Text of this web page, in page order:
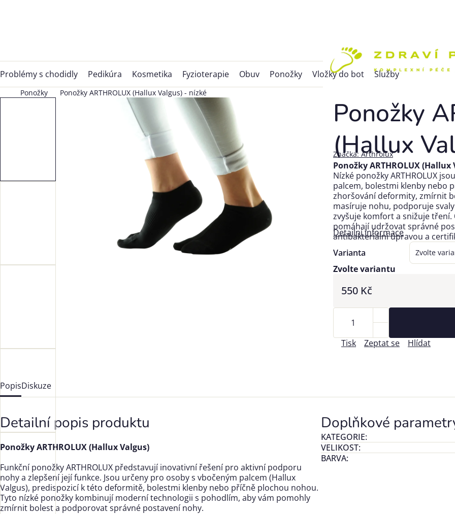
Problémy s chodidly Pedikúra Kosmetika Fyzioterapie Obuv Ponožky Vložky do bot Služby
Ponožky Ponožky ARTHROLUX (Hallux Valgus) - nízké
Ponožky
(Hallux
Značka: Arthrolux
550 Kč
Zvolte variantu
Varianta
Ponožky ARTHROLUX (Hallux
Nízké ponožky ARTHROLUX
palcem, bolestmi klenby nebo
zhoršování deformity, zmírnit
masíruje nohu, podporuje
zvyšuje komfort a snižuje
pomáhají udržovat správné
antibakteriální úpravou a
Detailní informace
Tisk Zeptat se Hlídat
PopisDiskuze
Detailní popis produktu
Ponožky ARTHROLUX (Hallux Valgus)
Funkční ponožky ARTHROLUX představují inovativní řešení pro aktivní podporu
nohy a zlepšení její funkce. Jsou určeny pro osoby s vbočeným palcem (Hallux
Valgus), predispozicí k této deformitě, bolestmi klenby nebo příčně plochou nohou.
Tyto nízké ponožky kombinují moderní technologii s pohodlím, aby vám pomohly
zmírnit bolest a podporovat správné postavení nohy.
Doplňkové
KATEGORIE:
VELIKOST:
BARVA: